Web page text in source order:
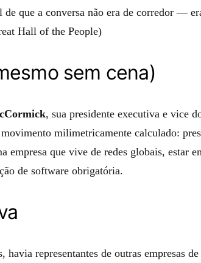
de que a conversa não era de corredor —
Hall of the People)
sem cena)
, sua presidente executiva e vice
milimetricamente calculado:
empresa que vive de redes globais, estar
de software obrigatória.
representantes de outras empresas